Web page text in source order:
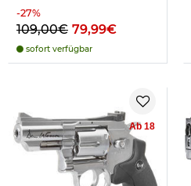
-27%
109,00€ 79,99€
sofort verfügbar
Ab 18